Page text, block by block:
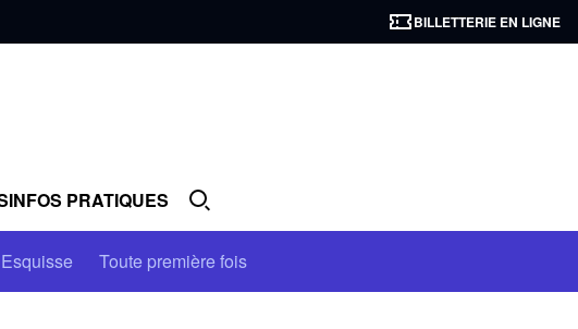
BILLETTERIE EN LIGNE
INFOS PRATIQUES
Esquisse Toute première fois